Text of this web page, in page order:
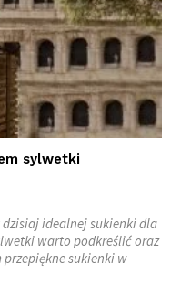
sylwetki
dzisiaj idealnej sukienki dla
warto podkreślić oraz
sukienki w